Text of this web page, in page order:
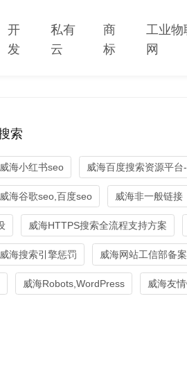
开
发
私有
云
商
标
工业物
网
索
威海小红书seo 威海百度搜索资源平
威海谷歌seo,百度seo 威海非一般链接
威海HTTPS搜索全流程支持方案
威海搜索引擎惩罚 威海网站工信部备案
威海Robots,WordPress 威海友